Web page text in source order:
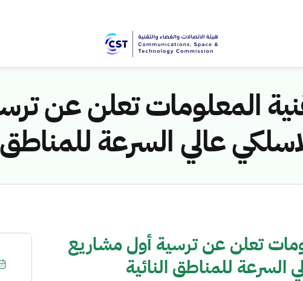
المعلومات تعلن عن
عالي السرعة للمناطق
تعلن عن ترسية أول مشاريع
السرعة للمناطق النائية